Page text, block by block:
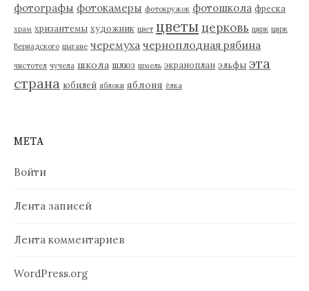
фотографы фотокамеры фотокружок фотошкола фреска
храм хризантемы художник цвет цветы церковь цирк цирк
Вернадского цыгане черемуха черноплодная рябина
чистотел чучела школа шлюз шмель экраноплан эльфы эта
страна юбилей яблоки яблоня ёлка
МЕТА
Войти
Лента записей
Лента комментариев
WordPress.org